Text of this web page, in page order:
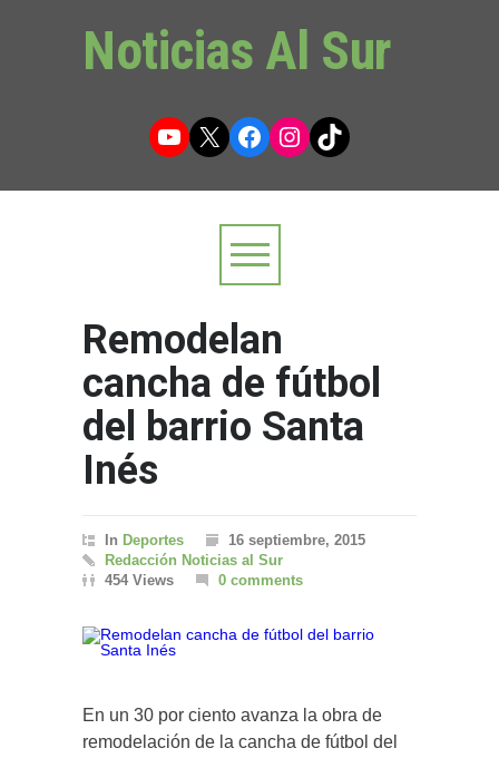
Noticias Al Sur
YouTube
X Facebook
Instagram
TikTok
Remodelan
cancha de fútbol
del barrio Santa
Inés
In Deportes
16 septiembre, 2015
Redacción Noticias al Sur
454 Views
0 comments
En un 30 por ciento avanza la obra de
remodelación de la cancha de fútbol del